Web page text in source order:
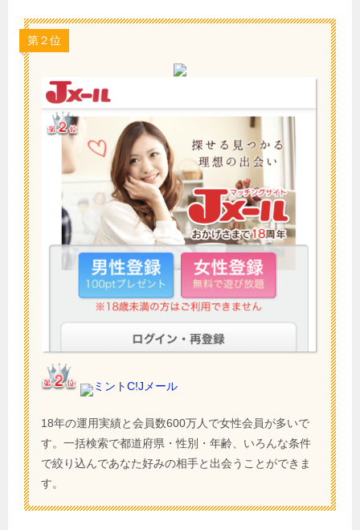
第２位
ミントC!Jメール
18年の運用実績と会員数600万人で女性会員が多いで
す。一括検索で都道府県・性別・年齢、いろんな条件
で絞り込んであなた好みの相手と出会うことができま
す。